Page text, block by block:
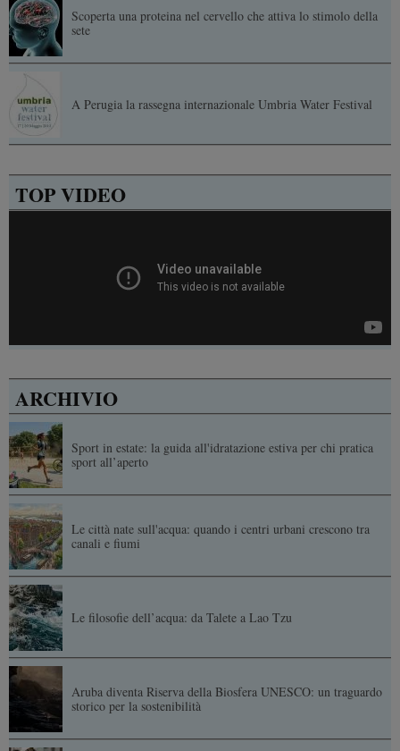
Scoperta una proteina nel cervello che attiva lo stimolo della
sete
A Perugia la rassegna internazionale Umbria Water Festival
TOP VIDEO
ARCHIVIO
Sport in estate: la guida all'idratazione estiva per chi pratica
sport all’aperto
Le città nate sull'acqua: quando i centri urbani crescono tra
canali e fiumi
Le filosofie dell’acqua: da Talete a Lao Tzu
Aruba diventa Riserva della Biosfera UNESCO: un traguardo
storico per la sostenibilità